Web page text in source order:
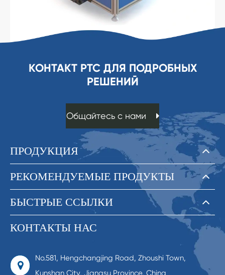
КОНТАКТ PTC ДЛЯ ПОДРОБНЫХ
РЕШЕНИЙ
Общайтесь с нами
ПРОДУКЦИЯ
РЕКОМЕНДУЕМЫЕ ПРОДУКТЫ
БЫСТРЫЕ ССЫЛКИ
КОНТАКТЫ НАС
No.581, Hengchangjing Road, Zhoushi Town,
Kunshan City, Jiangsu Province, China